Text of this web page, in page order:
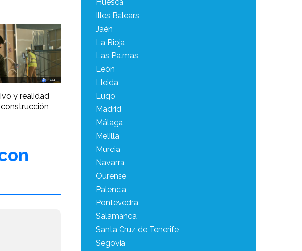
y realidad
Huesca
Illes Balears
Jaén
La Rioja
Las Palmas
León
Lleida
Lugo
Madrid
Málaga
Melilla
Murcia
Navarra
Ourense
Palencia
Pontevedra
Salamanca
Santa Cruz de Tenerife
Segovia